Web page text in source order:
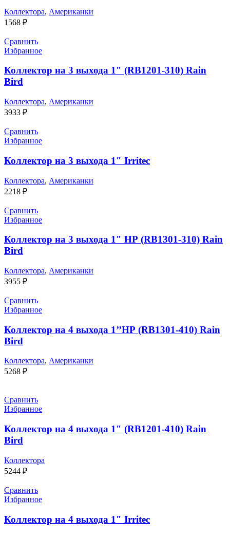
Коллектора, Американки
1568 ₽
Сравнить
Избранное
Коллектор на 3 выхода 1″ (RB1201-310) Rain
Bird
Коллектора, Американки
3933 ₽
Сравнить
Избранное
Коллектор на 3 выхода 1″ Irritec
Коллектора, Американки
2218 ₽
Сравнить
Избранное
Коллектор на 3 выхода 1″ НР (RB1301-310) Rain
Bird
Коллектора, Американки
3955 ₽
Сравнить
Избранное
Коллектор на 4 выхода 1’’НР (RB1301-410) Rain
Bird
Коллектора, Американки
5268 ₽
Сравнить
Избранное
Коллектор на 4 выхода 1″ (RB1201-410) Rain
Bird
Коллектора
5244 ₽
Сравнить
Избранное
Коллектор на 4 выхода 1″ Irritec